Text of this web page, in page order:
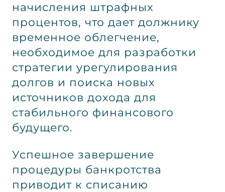
начисления штрафных
процентов, что дает должнику
временное облегчение,
необходимое для разработки
стратегии урегулирования
долгов и поиска новых
источников дохода для
стабильного финансового
будущего.
Успешное завершение
процедуры банкротства
приводит к списанию